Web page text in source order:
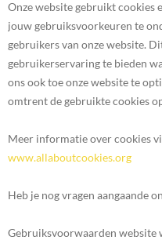
Onze website gebruikt cookies
jouw gebruiksvoorkeuren te
gebruikers van onze website.
gebruikerservaring te bieden
ons ook toe onze website te
omtrent de gebruikte cookies
Meer informatie over cookies
www.allaboutcookies.org
Heb je nog vragen aangaande
Gebruiksvoorwaarden website